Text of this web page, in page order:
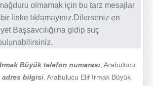
mağduru olmamak için bu tarz mesajlar
linke tıklamayınız.Dilerseniz en
Başsavcılığı'na gidip suç
Büyük telefon numarası , Arabulucu
adres bilgisi , Arabulucu Elif Irmak Büyük